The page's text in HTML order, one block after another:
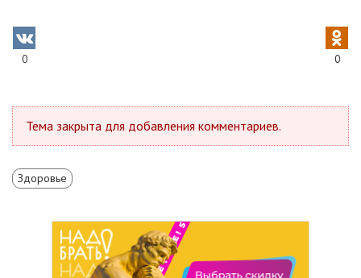
0 0
Тема закрыта для добавления комментариев.
Здоровье